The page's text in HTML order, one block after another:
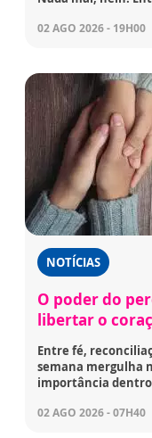
02 AGO 2026 - 19H00
NOTÍCIAS
O poder do
libertar o
Entre fé,
semana mergulha
importância
02 AGO 2026 - 07H40